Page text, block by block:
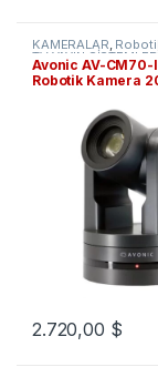
KAMERALAR,
TV YAYIN
Avonic AV-CM70-
Robotik Kamera
2.720,00 $